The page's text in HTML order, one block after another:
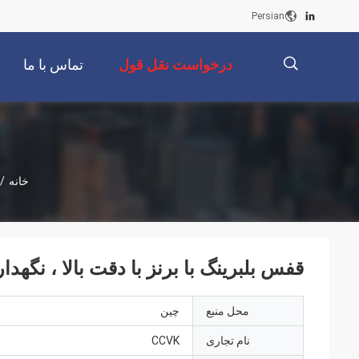
Persian
تماس با ما درخواست نقل قول
خانه /
قفس بلبرینگ با برنز با دقت بالا ،
محل منبع چين
نام تجاری CCVK